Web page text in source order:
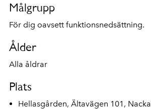
Målgrupp
För dig oavsett funktionsnedsättning.
Ålder
Alla åldrar
Plats
Hellasgården, Ältavägen 101, Nacka